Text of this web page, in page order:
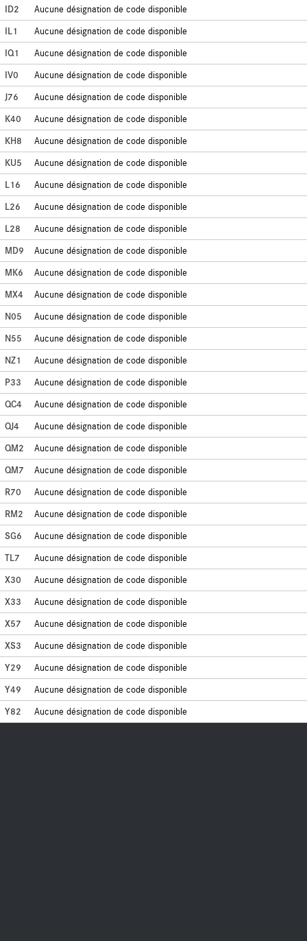
ID2
Aucune désignation de code disponible
IL1
Aucune désignation de code disponible
IQ1
Aucune désignation de code disponible
IV0
Aucune désignation de code disponible
J76
Aucune désignation de code disponible
K40
Aucune désignation de code disponible
KH8
Aucune désignation de code disponible
KU5
Aucune désignation de code disponible
L16
Aucune désignation de code disponible
L26
Aucune désignation de code disponible
L28
Aucune désignation de code disponible
MD9
Aucune désignation de code disponible
MK6
Aucune désignation de code disponible
MX4
Aucune désignation de code disponible
N05
Aucune désignation de code disponible
N55
Aucune désignation de code disponible
NZ1
Aucune désignation de code disponible
P33
Aucune désignation de code disponible
QC4
Aucune désignation de code disponible
QJ4
Aucune désignation de code disponible
QM2
Aucune désignation de code disponible
QM7
Aucune désignation de code disponible
R70
Aucune désignation de code disponible
RM2
Aucune désignation de code disponible
SG6
Aucune désignation de code disponible
TL7
Aucune désignation de code disponible
X30
Aucune désignation de code disponible
X33
Aucune désignation de code disponible
X57
Aucune désignation de code disponible
XS3
Aucune désignation de code disponible
Y29
Aucune désignation de code disponible
Y49
Aucune désignation de code disponible
Y82
Aucune désignation de code disponible